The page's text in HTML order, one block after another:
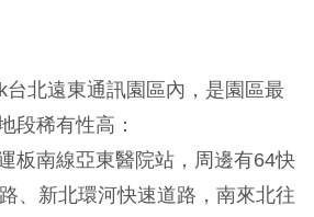
北遠東通訊園區內，是園區最
段稀有性高：
板南線亞東醫院站，周邊有64快
、新北環河快速道路，南來北往